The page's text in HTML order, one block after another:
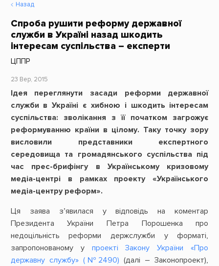
Назад
Спроба рушити реформу державної
служби в Україні назад шкодить
інтересам суспільства – експерти
ЦППР
23 Вер, 2015
Ідея переглянути засади реформи державної
служби в Україні є хибною і шкодить інтересам
суспільства: зволікання з її початком загрожує
реформуванню країни в цілому. Таку точку зору
висловили представники експертного
середовища та громадянського суспільства під
час прес-брифінгу в Українському кризовому
медіа-центрі в рамках проекту «Українського
медіа-центру реформ».
Ця заява з’явилася у відповідь на коментар
Президента України Петра Порошенка про
недоцільність реформи держслужби у форматі,
запропонованому у проекті Закону України «Про
державну службу» (№2490) (далі – Законопроект),